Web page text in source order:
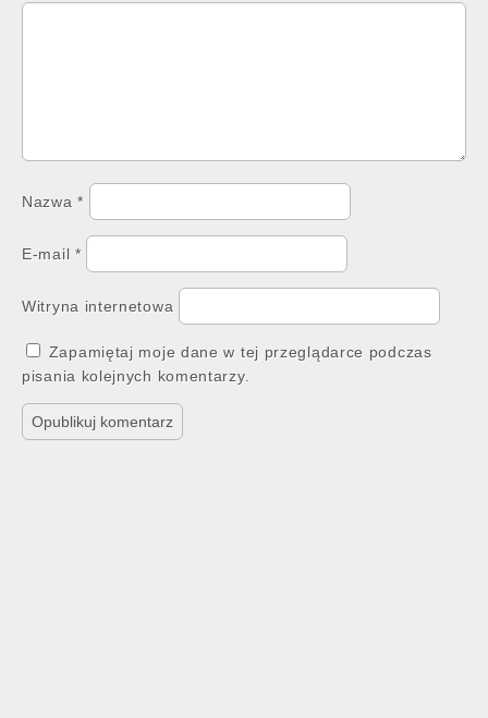
Nazwa*
E-mail *
Witryna internetowa
Zapamiętaj moje dane w tej przeglądarce podczas
pisania kolejnych komentarzy.